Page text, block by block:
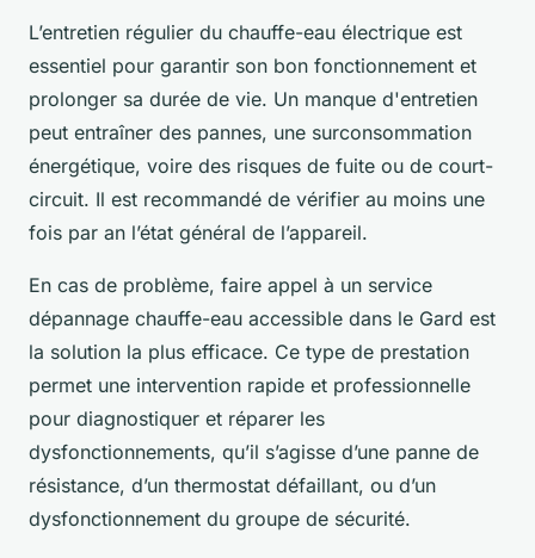
L’entretien régulier du chauffe-eau électrique est
essentiel pour garantir son bon fonctionnement et
prolonger sa durée de vie. Un manque d'entretien
peut entraîner des pannes, une surconsommation
énergétique, voire des risques de fuite ou de court-
circuit. Il est recommandé de vérifier au moins une
fois par an l’état général de l’appareil.
En cas de problème, faire appel à un service
dépannage chauffe-eau accessible dans le Gard est
la solution la plus efficace. Ce type de prestation
permet une intervention rapide et professionnelle
pour diagnostiquer et réparer les
dysfonctionnements, qu’il s’agisse d’une panne de
résistance, d’un thermostat défaillant, ou d’un
dysfonctionnement du groupe de sécurité.